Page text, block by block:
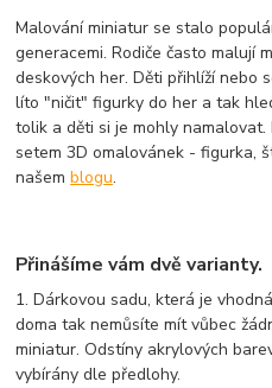
Malování miniatur se stalo
generacemi. Rodiče často malují
deskových her. Děti přihlíží nebo
líto "ničit" figurky do her a tak
tolik a děti si je mohly
setem 3D omalovánek - figurka,
našemblogu.
Přinášíme vám dvě varianty.
1. Dárkovou sadu, která je
doma tak nemůsíte mít vůbec
miniatur. Odstíny akrylových
vybírány dle předlohy.